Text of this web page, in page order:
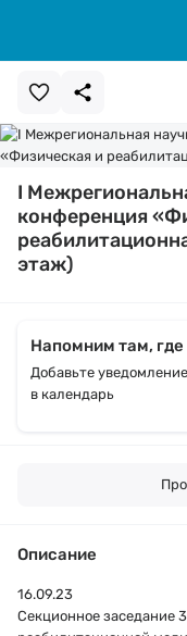
I
конференция
этаж)
Напомним там, где
Добавьте
в календарь
Описание
16.09.23
Секционное заседание